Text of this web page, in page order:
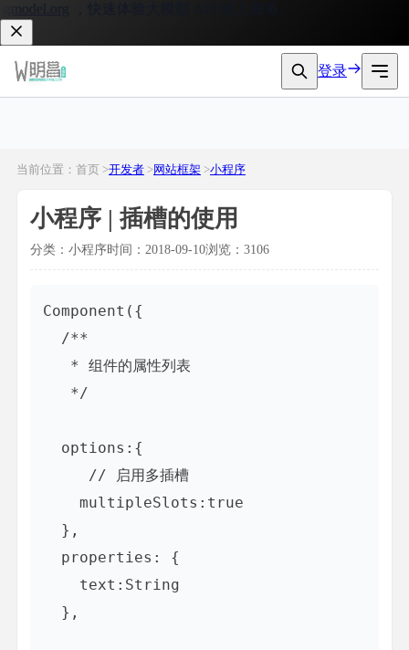
，快速体验大模型 API 接入服务。
登录
当前位置：首页 >开发者 >网站框架 >小程序
小程序 | 插槽的使用
分类：小程序时间：2018-09-10浏览：3106
Component({